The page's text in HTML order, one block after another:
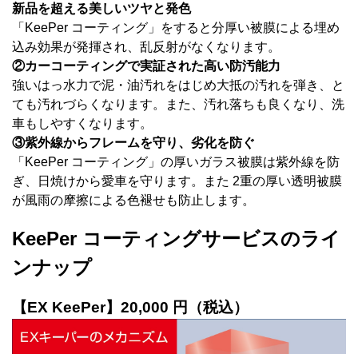
新品を超える美しいツヤと発色
「KeePer コーティング」をすると分厚い被膜による埋め
込み効果が発揮され、乱反射がなくなります。
②カーコーティングで実証された高い防汚能力
強いはっ水力で泥・油汚れをはじめ大抵の汚れを弾き、と
ても汚れづらくなります。また、汚れ落ちも良くなり、洗
車もしやすくなります。
③紫外線からフレームを守り、劣化を防ぐ
「KeePer コーティング」の厚いガラス被膜は紫外線を防
ぎ、日焼けから愛車を守ります。また 2重の厚い透明被膜
が風雨の摩擦による色褪せも防止します。
KeePer コーティングサービスのライ
ンナップ
【EX KeePer】20,000 円（税込）